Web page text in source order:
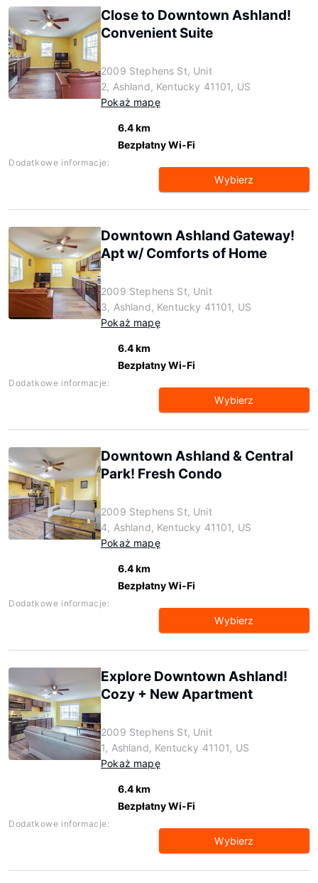
Close to Downtown Ashland!
Convenient Suite
2009 Stephens St, Unit
2, Ashland, Kentucky 41101, US
Pokaż mapę
6.4 km
Bezpłatny Wi-Fi
Dodatkowe informacje:
Wybierz
Downtown Ashland Gateway!
Apt w/ Comforts of Home
2009 Stephens St, Unit
3, Ashland, Kentucky 41101, US
Pokaż mapę
6.4 km
Bezpłatny Wi-Fi
Dodatkowe informacje:
Wybierz
Downtown Ashland & Central
Park! Fresh Condo
2009 Stephens St, Unit
4, Ashland, Kentucky 41101, US
Pokaż mapę
6.4 km
Bezpłatny Wi-Fi
Dodatkowe informacje:
Wybierz
Explore Downtown Ashland!
Cozy + New Apartment
2009 Stephens St, Unit
1, Ashland, Kentucky 41101, US
Pokaż mapę
6.4 km
Bezpłatny Wi-Fi
Dodatkowe informacje:
Wybierz